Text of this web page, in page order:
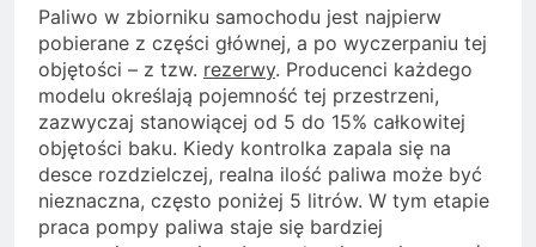
Paliwo w zbiorniku samochodu jest najpierw
pobierane z części głównej, a po wyczerpaniu tej
objętości – z tzw. rezerwy. Producenci każdego
modelu określają pojemność tej przestrzeni,
zazwyczaj stanowiącej od 5 do 15% całkowitej
objętości baku. Kiedy kontrolka zapala się na
desce rozdzielczej, realna ilość paliwa może być
nieznaczna, często poniżej 5 litrów. W tym etapie
praca pompy paliwa staje się bardziej